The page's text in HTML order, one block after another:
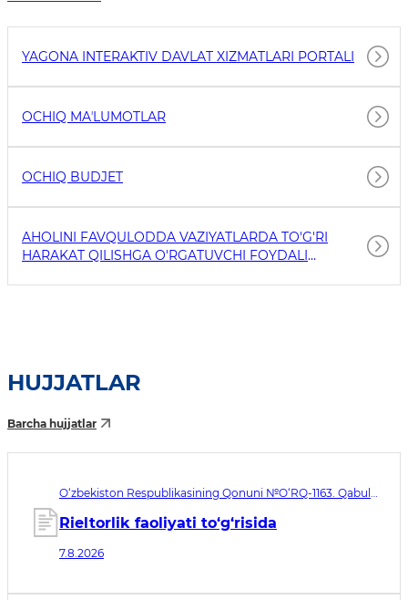
YAGONA INTERAKTIV DAVLAT XIZMATLARI PORTALI
OCHIQ MAʼLUMOTLAR
OCHIQ BUDJET
AHOLINI FAVQULODDA VAZIYATLARDA TO'G'RI
HARAKAT QILISHGA O'RGATUVCHI FOYDALI
HUJJATLAR
Barcha hujjatlar
O‘zbekiston Respublikasining Qonuni №O‘RQ-1163. Qabul
Rieltorlik faoliyati to‘g‘risida
7.8.2026